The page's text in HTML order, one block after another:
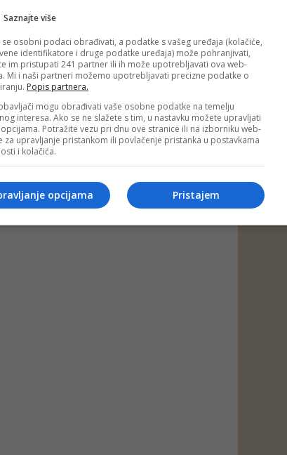
zabilježen veliki interes posjetilaca, a većina
rezervisana, što ukazuje na snažan
prenosiBiznis.ba.
mrežaTwitter iFacebook
Saznajte više
se osobni podaci obrađivati, a podatke s vašeg uređaja (kolačiće,
identifikatore i druge podatke uređaja) može pohranjivati,
im pristupati 241 partner ili ih može upotrebljavati ova web-
Mi i naši partneri možemo upotrebljavati precizne podatke o
Popis partnera.
mogu obrađivati vaše osobne podatke na temelju
interesa. Ako se ne slažete s tim, u nastavku možete upravljati
Potražite vezu pri dnu ove stranice ili na izborniku web-
za upravljanje pristankom ili povlačenje pristanka u postavkama
i kolačića.
Pristajem
opcijama